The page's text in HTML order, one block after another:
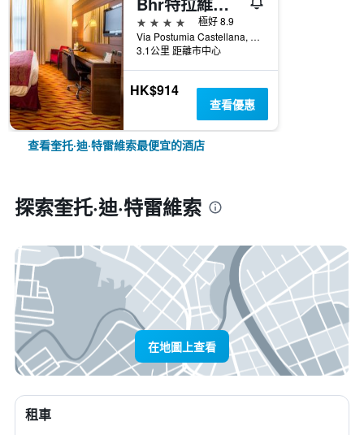
4星級
極好 8.9
Via Postumia Castellana, 2, 昆托迪特雷維索, 威尼托, 義大利
3.1公里 距離市中心
HK$914
查看優惠
查看奎托·迪·特雷維索最便宜的酒店
探索奎托·迪·特雷維索
在地圖上查看
租車